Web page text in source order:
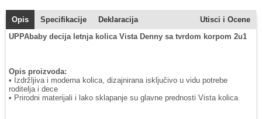
Opis Specifikacije Deklaracija
Utisci i Ocene
UPPAbaby decija letnja kolica Vista Denny sa tvrdom korpom 2u1
Opis proizvoda:
• Izdržljiva i moderna kolica, dizajnirana isključivo u vidu potrebe
roditelja i dece
• Prirodni materijali i lako sklapanje su glavne prednosti Vista kolica